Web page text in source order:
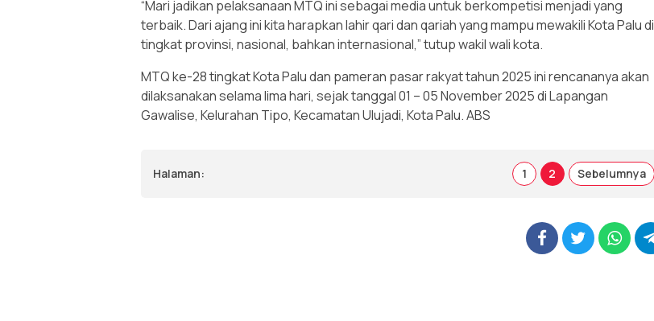
“Mari jadikan pelaksanaan MTQ ini sebagai media untuk berkompetisi menjadi yang
terbaik. Dari ajang ini kita harapkan lahir qari dan qariah yang mampu mewakili Kota Palu di
tingkat provinsi, nasional, bahkan internasional,” tutup wakil wali kota.
MTQ ke-28 tingkat Kota Palu dan pameran pasar rakyat tahun 2025 ini rencananya akan
dilaksanakan selama lima hari, sejak tanggal 01 – 05 November 2025 di Lapangan
Gawalise, Kelurahan Tipo, Kecamatan Ulujadi, Kota Palu. ABS
Halaman: 1 2 Sebelumnya